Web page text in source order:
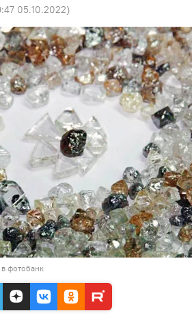
05.10.2022)
фотобанк